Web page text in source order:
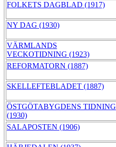
FOLKETS DAGBLAD (1917)
NY DAG (1930)
VÄRMLANDS
VECKOTIDNING (1923)
REFORMATORN (1887)
SKELLEFTEBLADET (1887)
ÖSTGÖTABYGDENS TIDNING
(1930)
SALAPOSTEN (1906)